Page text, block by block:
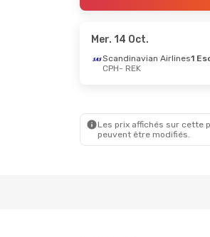
- Ven. 30 Oct.
Mer. 14 Oct.
Scandinavian Airlines1
CPH- REK
Les prix affichés sur cette
peuvent être modifiés.